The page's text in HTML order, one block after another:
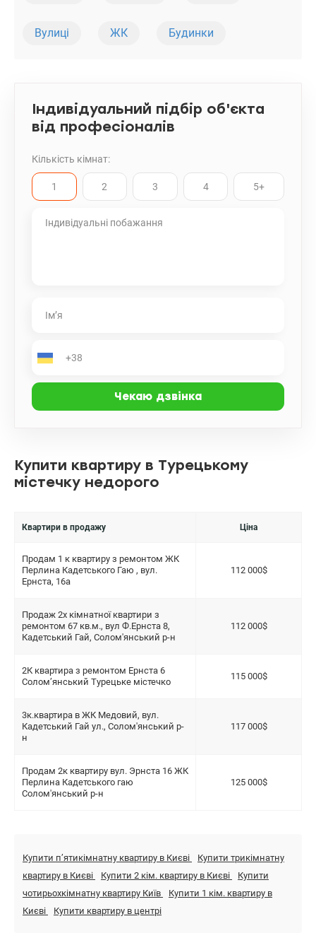
Вулиці ЖК Будинки
Індивідуальний підбір об'єкта
від професіоналів
Кількість кімнат:
1 2 3 4 5+
Купити квартиру в Турецькому
містечку недорого
Квартири в продажу Ціна
Продам 1 к квартиру з ремонтом ЖК
Перлина Кадетського Гаю , вул.
Ернста, 16а
112 000$
Продаж 2х кімнатної квартири з
ремонтом 67 кв.м., вул Ф.Ернста 8,
Кадетський Гай, Солом'янський р-н
112 000$
2К квартира з ремонтом Ернста 6
Солом’янський Турецьке містечко
115 000$
3к.квартира в ЖК Медовий, вул.
Кадетський Гай ул., Солом'янський р-
н
117 000$
Продам 2к квартиру вул. Эрнста 16 ЖК
Перлина Кадетського гаю
Солом'янський р-н
125 000$
Купити пʼятикімнатну квартиру в Києві
Купити трикімнатну
квартиру в Києві
Купити 2 кім. квартиру в Києві
Купити
чотирьохкімнатну квартиру Київ
Купити 1 кім. квартиру в
Києві
Купити квартиру в центрі